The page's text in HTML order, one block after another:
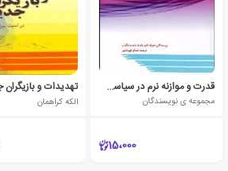
قدرت و موازنه نرم در سیاست بین الملل
مجموعه ی نویسندگان
15،000
الکه کراهمان